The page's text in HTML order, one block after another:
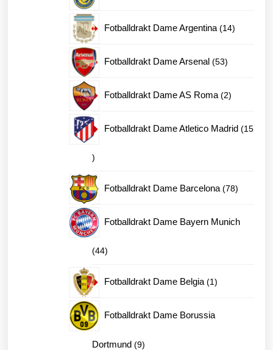
Fotballdrakt Dame Argentina 1414
Fotballdrakt Dame Arsenal 5353
Fotballdrakt Dame AS Roma 22
Fotballdrakt Dame Atletico Madrid 15
15
produkter
Fotballdrakt Dame Barcelona 7878
Fotballdrakt Dame Bayern Munich
4444
produkter
Fotballdrakt Dame Belgia 11
Fotballdrakt Dame Borussia
Dortmund 99